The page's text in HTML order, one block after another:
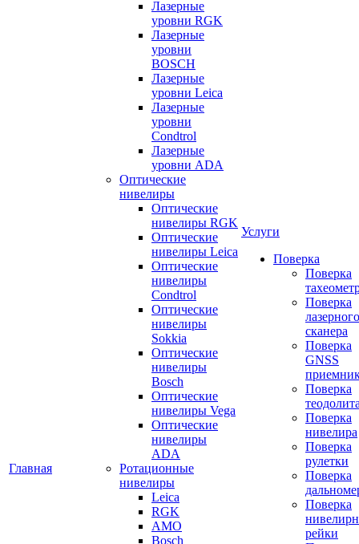
Главная
Лазерные
уровни RGK
Лазерные
уровни
BOSCH
Лазерные
уровни Leica
Лазерные
уровни
Condtrol
Лазерные
уровни ADA
Оптические
нивелиры
Оптические
нивелиры RGK
Оптические
нивелиры Leica
Оптические
нивелиры
Condtrol
Оптические
нивелиры
Sokkia
Оптические
нивелиры
Bosch
Оптические
нивелиры Vega
Оптические
нивелиры
ADA
Ротационные
нивелиры
Leica
RGK
AMO
Bosch
Услуги
Поверка
Поверка
Поверка
лазерного
сканера
Поверка
GNSS
Поверка
Поверка
нивелира
Поверка
рулетки
Поверка
Поверка
рейки